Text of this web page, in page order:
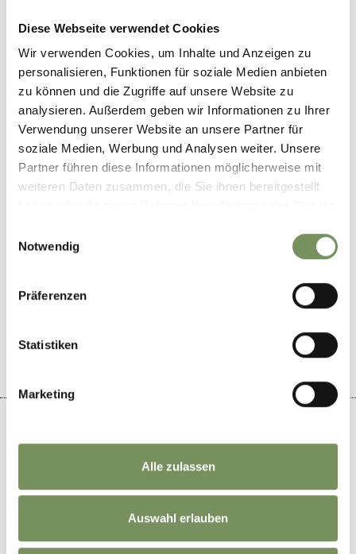
Diese Webseite verwendet Cookies
Wir verwenden Cookies, um Inhalte und Anzeigen zu
personalisieren, Funktionen für soziale Medien anbieten
zu können und die Zugriffe auf unsere Website zu
analysieren. Außerdem geben wir Informationen zu Ihrer
Verwendung unserer Website an unsere Partner für
soziale Medien, Werbung und Analysen weiter. Unsere
Partner führen diese Informationen möglicherweise mit
weiteren Daten zusammen, die Sie ihnen bereitgestellt
Notwendig
Präferenzen
Statistiken
Marketing
Alle zulassen
Auswahl erlauben
Registration required
No
Organizer
Tourist Association Scena
DID YOU FIND THIS CONTENT HELPFUL?